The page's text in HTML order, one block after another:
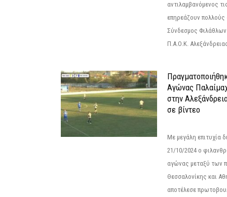
αντιλαμβανόμενος
επηρεάζουν πολλούς
Σύνδεσμος
Π.Α.Ο.Κ.
Αγώνας
στην
σε βίντεο
Με μεγάλη επιτυχία
21/10/2024 ο
αγώνας μεταξύ των
Θεσσαλονίκης και
αποτέλεσε